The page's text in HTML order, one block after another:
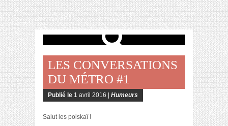
LES CONVERSATIONS
DU MÉTRO #1
Publié le 1 avril 2016 | Humeurs
Salut les poiskaï !